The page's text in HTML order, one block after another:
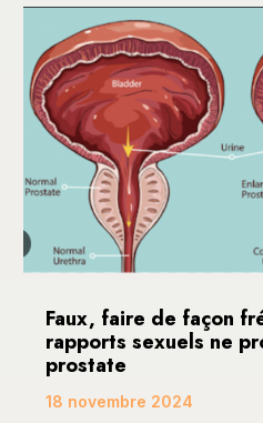
Faux, faire de façon
rapports sexuels ne
prostate
18 novembre 2024